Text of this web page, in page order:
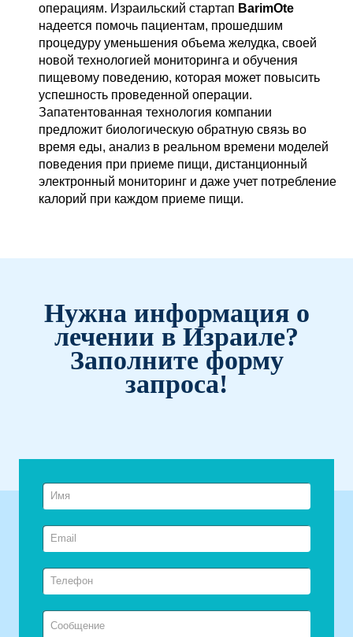
операциям. Израильский стартап BarimOte
надеется помочь пациентам, прошедшим
процедуру уменьшения объема желудка, своей
новой технологией мониторинга и обучения
пищевому поведению, которая может повысить
успешность проведенной операции.
Запатентованная технология компании
предложит биологическую обратную связь во
время еды, анализ в реальном времени моделей
поведения при приеме пищи, дистанционный
электронный мониторинг и даже учет потребление
калорий при каждом приеме пищи.
Нужна информация о
лечении в Израиле?
Заполните форму
запроса!